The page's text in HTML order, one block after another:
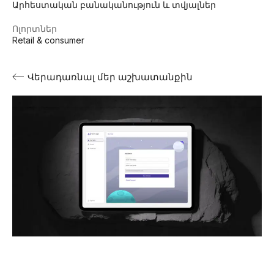
Արհեստական ​​բանականություն և տվյալներ
Ոլորտներ
Retail & consumer
Վերադառնալ մեր աշխատանքին